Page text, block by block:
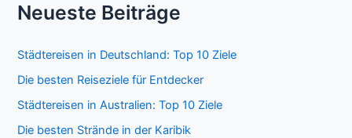
Neueste Beiträge
Städtereisen in Deutschland: Top 10 Ziele
Die besten Reiseziele für Entdecker
Städtereisen in Australien: Top 10 Ziele
Die besten Strände in der Karibik